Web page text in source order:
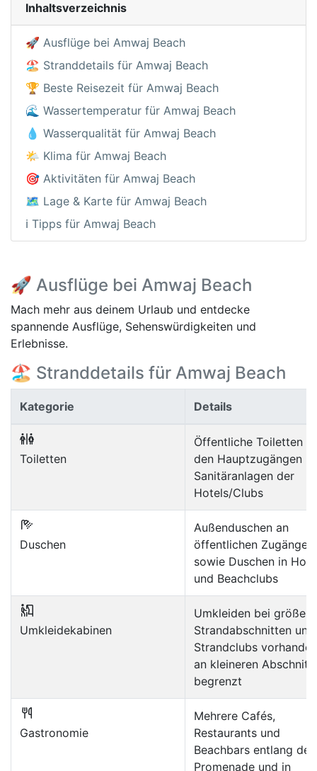
Inhaltsverzeichnis
🚀 Ausflüge bei Amwaj Beach
🏖️ Stranddetails für Amwaj Beach
🏆 Beste Reisezeit für Amwaj Beach
🌊 Wassertemperatur für Amwaj Beach
💧 Wasserqualität für Amwaj Beach
🌤️ Klima für Amwaj Beach
🎯 Aktivitäten für Amwaj Beach
🗺️ Lage & Karte für Amwaj Beach
ℹ️ Tipps für Amwaj Beach
🚀 Ausflüge bei Amwaj Beach
Mach mehr aus deinem Urlaub und entdecke
spannende Ausflüge, Sehenswürdigkeiten und
Erlebnisse.
🏖️ Stranddetails für Amwaj Beach
Kategorie Details
Toiletten
Öffentliche Toiletten
den Hauptzugängen
Sanitäranlagen der
Hotels/Clubs
Duschen
Außenduschen an
öffentlichen Zugängen
sowie Duschen in
und Beachclubs
Umkleidekabinen
Umkleiden bei
Strandabschnitten
Strandclubs
an kleineren
begrenzt
Gastronomie
Mehrere Cafés,
Restaurants und
Beachbars entlang der
Promenade und in